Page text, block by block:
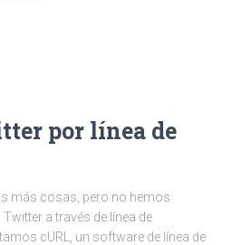
por línea de
más cosas, pero no hemos
a través de línea de
cURL, un software de línea de